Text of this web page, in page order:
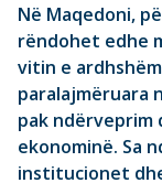
Në Maqedoni,
rëndohet edhe
vitin e
paralajmëruara
pak ndërveprim
ekonominë. Sa
institucionet